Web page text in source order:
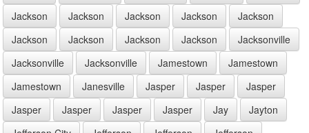
Jackson
Jackson Jackson Jackson
Jackson
Jackson
Jackson Jackson Jackson
Jacksonville
Jacksonville
Jacksonville Jamestown
Jamestown
Jamestown
Janesville Jasper Jasper
Jasper
Jasper
Jasper Jasper Jasper Jay
Jayton